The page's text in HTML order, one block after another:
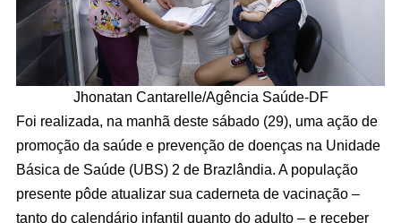
Jhonatan Cantarelle/Agência Saúde-DF
Foi realizada, na manhã deste sábado (29), uma ação de
promoção da saúde e prevenção de doenças na Unidade
Básica de Saúde (UBS) 2 de Brazlândia. A população
presente pôde atualizar sua caderneta de vacinação –
tanto do calendário infantil quanto do adulto – e receber